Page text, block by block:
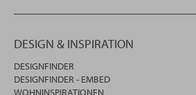
DESIGN & INSPIRATION
DESIGNFINDER
DESIGNFINDER - EMBED
WOHNINSPIRATIONEN